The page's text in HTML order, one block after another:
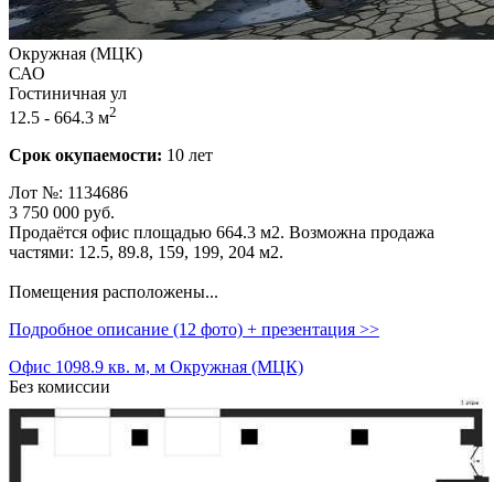
Окружная (МЦК)
САО
Гостиничная ул
12.5 - 664.3 м2
Срок окупаемости: 10 лет
Лот №: 1134686
3 750 000 руб.
Продаётся офис площадью 664.3 м2. Возможна продажа
частями: 12.5,­ 89.8,­ 159,­ 199,­ 204 м2.
Помещения расположены...
Подробное описание (12 фото) + презентация >>
Офис 1098.9 кв. м, м Окружная (МЦК)
Без комиссии